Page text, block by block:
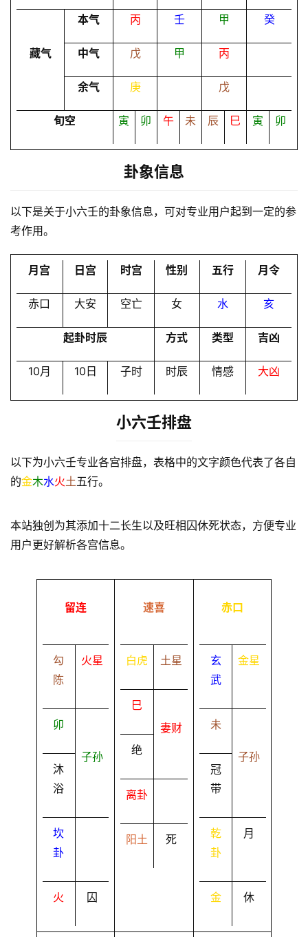
服
务
员
登录 注册
本气 丙 壬 甲 癸
藏气 中气 戊 甲 丙
余气 庚 戊
旬空 寅 卯 午 未 辰 巳 寅 卯
卦象信息
以下是关于小六壬的卦象信息，可对专业用户起到一定的参
考作用。
月宫 日宫 时宫 性别 五行 月令
赤口 大安 空亡 女 水 亥
起卦时辰 方式 类型 吉凶
10月 10日 子时 时辰 情感 大凶
小六壬排盘
以下为小六壬专业各宫排盘，表格中的文字颜色代表了各自
的金木水火土五行。
本站独创为其添加十二长生以及旺相囚休死状态，方便专业
用户更好解析各宫信息。
留连
勾
陈
火星
卯
沐
浴
子孙
坎
卦
火 囚
速喜
白虎 土星
巳
绝
妻财
离卦
阳土 死
赤口
玄
武
金星
未
冠
带
子孙
乾
卦
月
金 休